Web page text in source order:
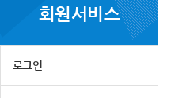
회원서비스
로그인